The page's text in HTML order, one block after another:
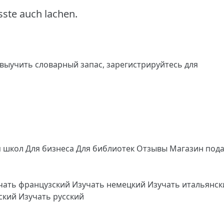
auch lachen.
словарный запас, зарегистрируйтесь для
школ Для бизнеса Для библиотек Отзывы Магазин
французский Изучать немецкий Изучать
Изучать русский